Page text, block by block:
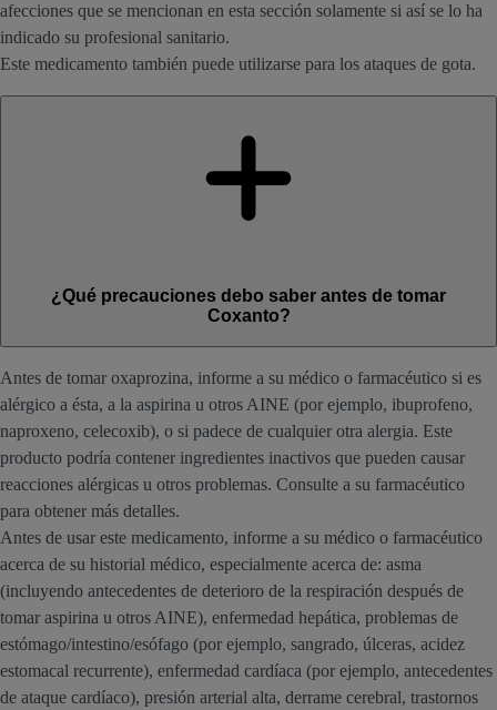
afecciones que se mencionan en esta sección solamente si así se lo ha
indicado su profesional sanitario.
Este medicamento también puede utilizarse para los ataques de gota.
¿Qué precauciones debo saber antes de tomar
Coxanto?
Antes de tomar oxaprozina, informe a su médico o farmacéutico si es
alérgico a ésta, a la aspirina u otros AINE (por ejemplo, ibuprofeno,
naproxeno, celecoxib), o si padece de cualquier otra alergia. Este
producto podría contener ingredientes inactivos que pueden causar
reacciones alérgicas u otros problemas. Consulte a su farmacéutico
para obtener más detalles.
Antes de usar este medicamento, informe a su médico o farmacéutico
acerca de su historial médico, especialmente acerca de: asma
(incluyendo antecedentes de deterioro de la respiración después de
tomar aspirina u otros AINE), enfermedad hepática, problemas de
estómago/intestino/esófago (por ejemplo, sangrado, úlceras, acidez
estomacal recurrente), enfermedad cardíaca (por ejemplo, antecedentes
de ataque cardíaco), presión arterial alta, derrame cerebral, trastornos